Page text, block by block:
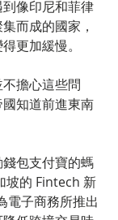
像印尼和菲律
而成的國家，
更加緩慢。
擔心這些問
知道前進東南
包支付寶的螞
坡的 Fintech 新
電子商務所推出